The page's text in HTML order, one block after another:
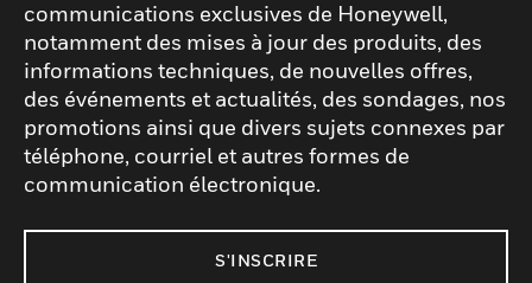
communications exclusives de Honeywell,
notamment des mises à jour des produits, des
informations techniques, de nouvelles offres,
des événements et actualités, des sondages, nos
promotions ainsi que divers sujets connexes par
téléphone, courriel et autres formes de
communication électronique.
S'INSCRIRE